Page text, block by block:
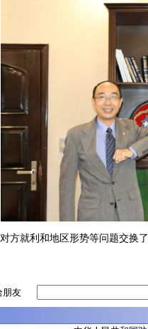
方就利和地区形势等问题交换
朋友